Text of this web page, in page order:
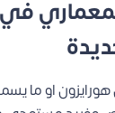
او ما